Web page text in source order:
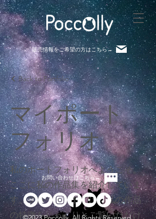
販売情報​をご希望の方はこちら→
Back to Portfolio
マイポート
フォリオ
私のポートフォリオへようこそ。
ここに私の作品集を紹介していま
す。プロジェクトでは、私の作品
の特徴をじっくりとご覧いただけ
お問い合わせはこちら→